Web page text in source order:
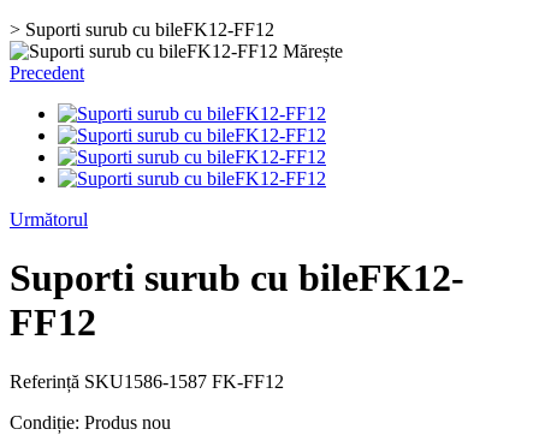
> Suporti surub cu bileFK12-FF12
Mărește
Precedent
Următorul
Suporti surub cu bileFK12-
FF12
Referință SKU1586-1587 FK-FF12
Condiție: Produs nou